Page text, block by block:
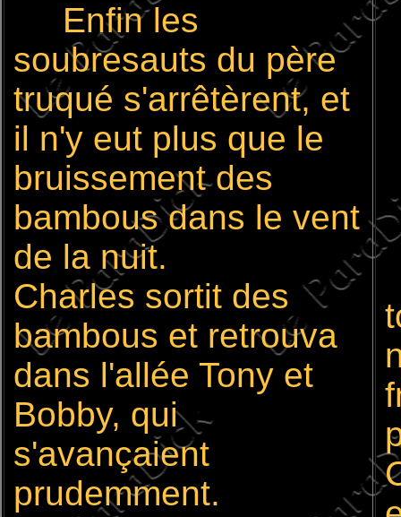
Enfin les
soubresauts du père
truqué s'arrêtèrent, et
il n'y eut plus que le
bruissement des
bambous dans le vent
de la nuit.
Charles sortit des
bambous et retrouva
dans l'allée Tony et
Bobby, qui
s'avançaient
prudemment.